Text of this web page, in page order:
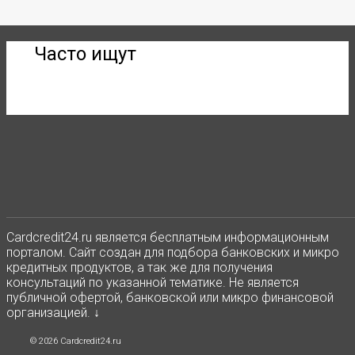
Часто ищут
Сardcredit24.ru является бесплатным информационным
порталом. Сайт создан для подбора банковских и микро
кредитных продуктов, а так же для получения
консультаций по указанной тематике. Не является
публичной офертой, банковской или микро финансовой
организацией. ↓
© 2026 Cardcredit24.ru